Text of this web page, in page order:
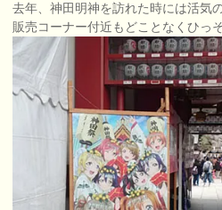
去年、神田明神を訪れた時には活気
販売コーナー付近もどことなくひっ